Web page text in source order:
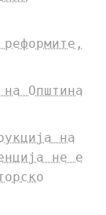
Општина
на
не е